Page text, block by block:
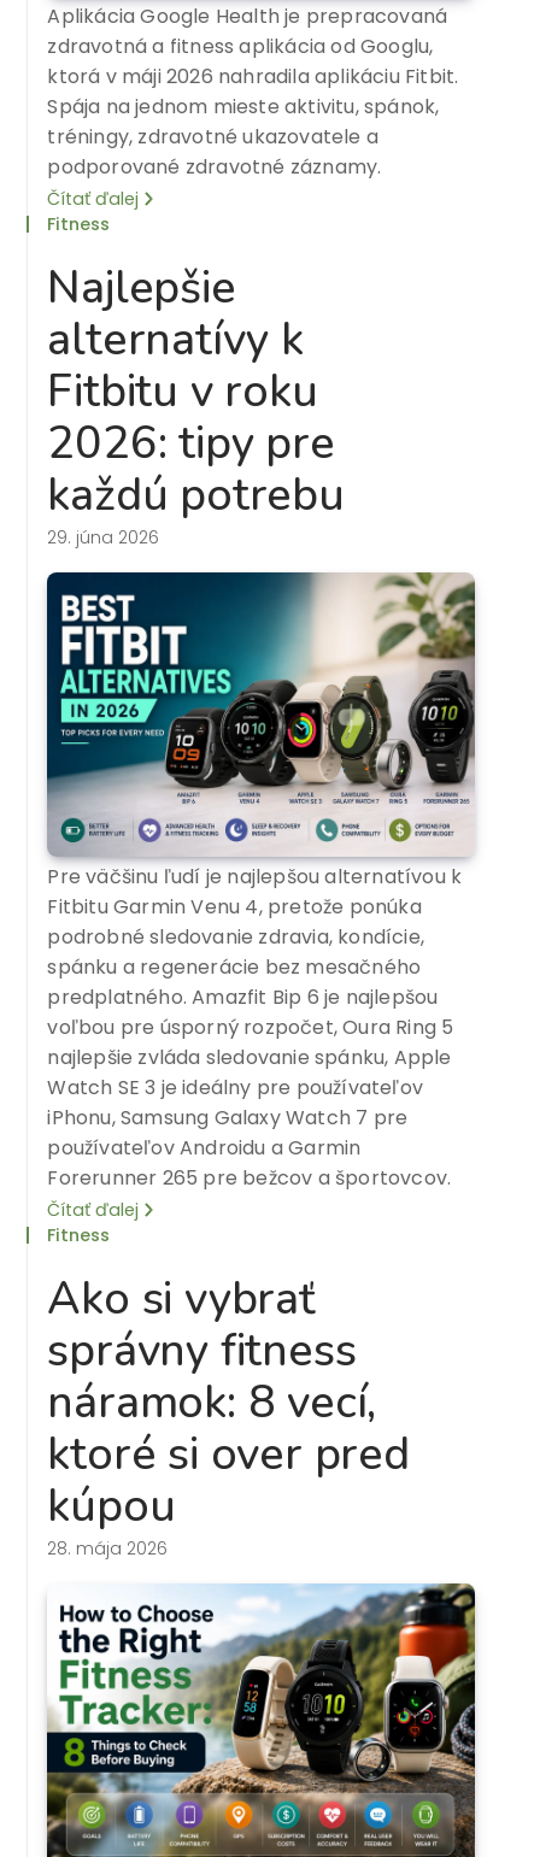
Aplikácia Google Health je prepracovaná
zdravotná a fitness aplikácia od Googlu,
ktorá v máji 2026 nahradila aplikáciu Fitbit.
Spája na jednom mieste aktivitu, spánok,
tréningy, zdravotné ukazovatele a
podporované zdravotné záznamy.
Čítať ďalej
Fitness
Najlepšie
alternatívy k
Fitbitu v roku
2026: tipy pre
každú potrebu
29. júna 2026
Pre väčšinu ľudí je najlepšou alternatívou k
Fitbitu Garmin Venu 4, pretože ponúka
podrobné sledovanie zdravia, kondície,
spánku a regenerácie bez mesačného
predplatného. Amazfit Bip 6 je najlepšou
voľbou pre úsporný rozpočet, Oura Ring 5
najlepšie zvláda sledovanie spánku, Apple
Watch SE 3 je ideálny pre používateľov
iPhonu, Samsung Galaxy Watch 7 pre
používateľov Androidu a Garmin
Forerunner 265 pre bežcov a športovcov.
Čítať ďalej
Fitness
Ako si vybrať
správny fitness
náramok: 8 vecí,
ktoré si over pred
kúpou
28. mája 2026